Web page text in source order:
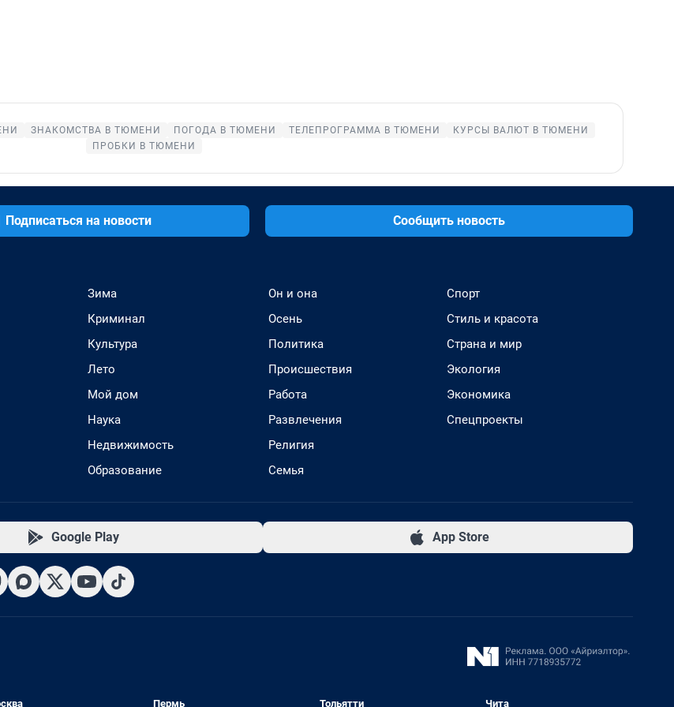
ЗНАКОМСТВА В ТЮМЕНИ ПОГОДА В ТЮМЕНИ ТЕЛЕПРОГРАММА В ТЮМЕНИ
КУРСЫ ВАЛЮТ В ТЮМЕНИ
ПРОБКИ В ТЮМЕНИ
Подписаться на новости Сообщить новость
Зима
Криминал
Культура
Лето
Мой дом
Наука
Недвижимость
Образование
Он и она
Осень
Политика
Происшествия
Работа
Развлечения
Религия
Семья
Спорт
Стиль и красота
Страна и мир
Экология
Экономика
Спецпроекты
Google Play App Store
Пермь Тольятти Чита